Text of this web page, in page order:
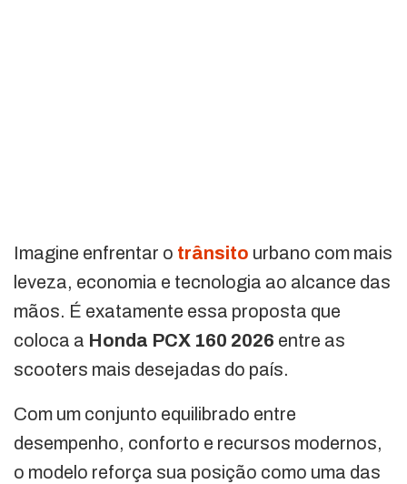
Imagine enfrentar o trânsito urbano com mais
leveza, economia e tecnologia ao alcance das
mãos. É exatamente essa proposta que
coloca a Honda PCX 160 2026 entre as
scooters mais desejadas do país.
Com um conjunto equilibrado entre
desempenho, conforto e recursos modernos,
o modelo reforça sua posição como uma das